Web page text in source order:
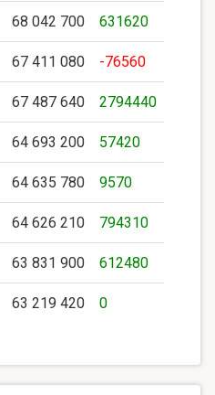
68 042 700 631620
67 411 080 -76560
67 487 640 2794440
64 693 200 57420
64 635 780 9570
64 626 210 794310
63 831 900 612480
63 219 420 0